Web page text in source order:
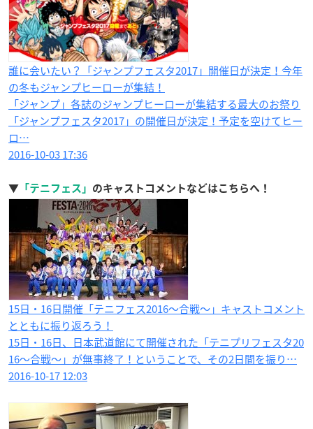
誰に会いたい？「ジャンプフェスタ2017」開催日が決定！今年
の冬もジャンプヒーローが集結！
「ジャンプ」各誌のジャンプヒーローが集結する最大のお祭り
「ジャンプフェスタ2017」の開催日が決定！予定を空けてヒー
ロ…
2016-10-03 17:36
▼ 「テニフェス」 のキャストコメントなどはこちらへ！
15日・16日開催「テニフェス2016〜合戦〜」キャストコメント
とともに振り返ろう！
15日・16日、日本武道館にて開催された「テニプリフェスタ20
16〜合戦〜」が無事終了！ということで、その2日間を振り…
2016-10-17 12:03